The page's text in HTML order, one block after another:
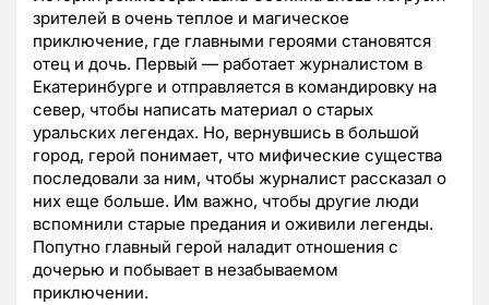
зрителей в очень теплое и магическое
приключение, где главными героями становятся
отец и дочь. Первый — работает журналистом в
Екатеринбурге и отправляется в командировку на
север, чтобы написать материал о старых
уральских легендах. Но, вернувшись в большой
город, герой понимает, что мифические существа
последовали за ним, чтобы журналист рассказал о
них еще больше. Им важно, чтобы другие люди
вспомнили старые предания и оживили легенды.
Попутно главный герой наладит отношения с
дочерью и побывает в незабываемом
приключении.